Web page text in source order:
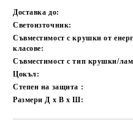
Доставка до:
Светоизточник:
Съвместимост с крушки от
класове:
Съвместимост с тип крушки/
Цокъл:
Степен на защита :
Размери Д х В х Ш: